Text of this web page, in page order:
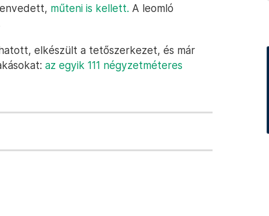
műteni is kellett. A leomló
elkészült a tetőszerkezet, és már
az egyik 111 négyzetméteres